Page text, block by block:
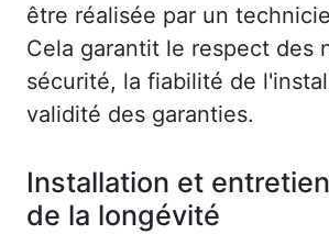
être réalisée par un
Cela garantit le respect des
sécurité, la fiabilité de
validité des garanties.
Installation et
de la longévité